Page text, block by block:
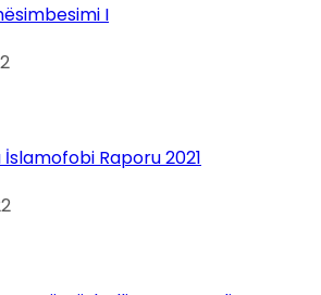
I
Raporu 2021